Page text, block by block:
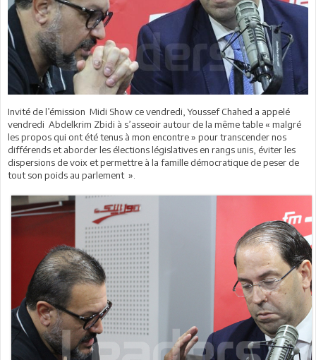
Invité de l’émission Midi Show ce vendredi, Youssef Chahed a appelé
vendredi Abdelkrim Zbidi à s’asseoir autour de la même table « malgré
les propos qui ont été tenus à mon encontre » pour transcender nos
différends et aborder les élections législatives en rangs unis, éviter les
dispersions de voix et permettre à la famille démocratique de peser de
tout son poids au parlement ».